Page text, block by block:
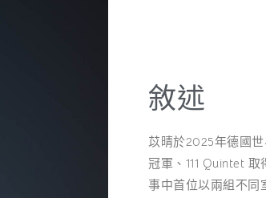
敘述
苡晴於2025年德國
冠軍、111 Quintet
事中首位以兩組不同